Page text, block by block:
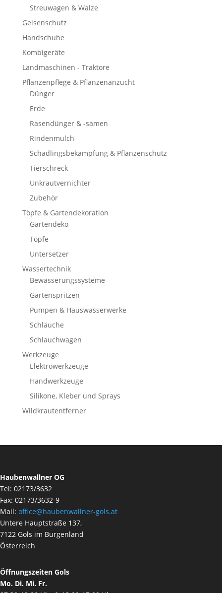
Streuwagen & Walze
Gelsenschutz
Handschuhe
Kombigeräte
Landmaschinen - Traktore
Pflanzenpflege & Pflanzenanzucht
Dünger
Erde
Rasendünger & -samen
Rindenmulch
Schädlingsbekämpfung & Pflanzenschutz
Tierschreck
Unkrautvernichter
Zubehör
Töpfe & Gartendekoration
Gartendeko
Töpfe
Untersetzer
Wassertechnik
Bewässerungssysteme
Gartenspritzen
Pumpen & Hauswasserwerke
Schläuche
Schlauchwagen
Werkzeuge
Elektrowerkzeuge
Handwerkzeuge
Silikone, Kleber und Sprays
Wildkrautentferner
Haubenwallner OG
Tel: 02173/3632
Fax: 02173/3632-9
Mail: office@haubenwallner-gols.at
Untere Hauptstraße 137,
7122 Gols im Burgenland
Österreich
Öffnungszeiten Gols
Mo. Di. Mi. Fr.